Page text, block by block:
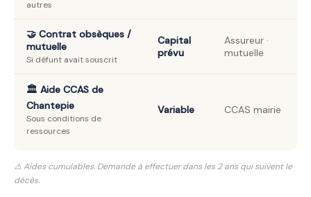
autres
🤝 Contrat obsèques /
mutuelle
Si défunt avait souscrit
Capital
prévu
Assureur ·
mutuelle
🏛️ Aide CCAS de
Chantepie
Sous conditions de
ressources
Variable CCAS mairie
⚠️ Aides cumulables. Demande à effectuer dans les 2 ans qui suivent le
décès.